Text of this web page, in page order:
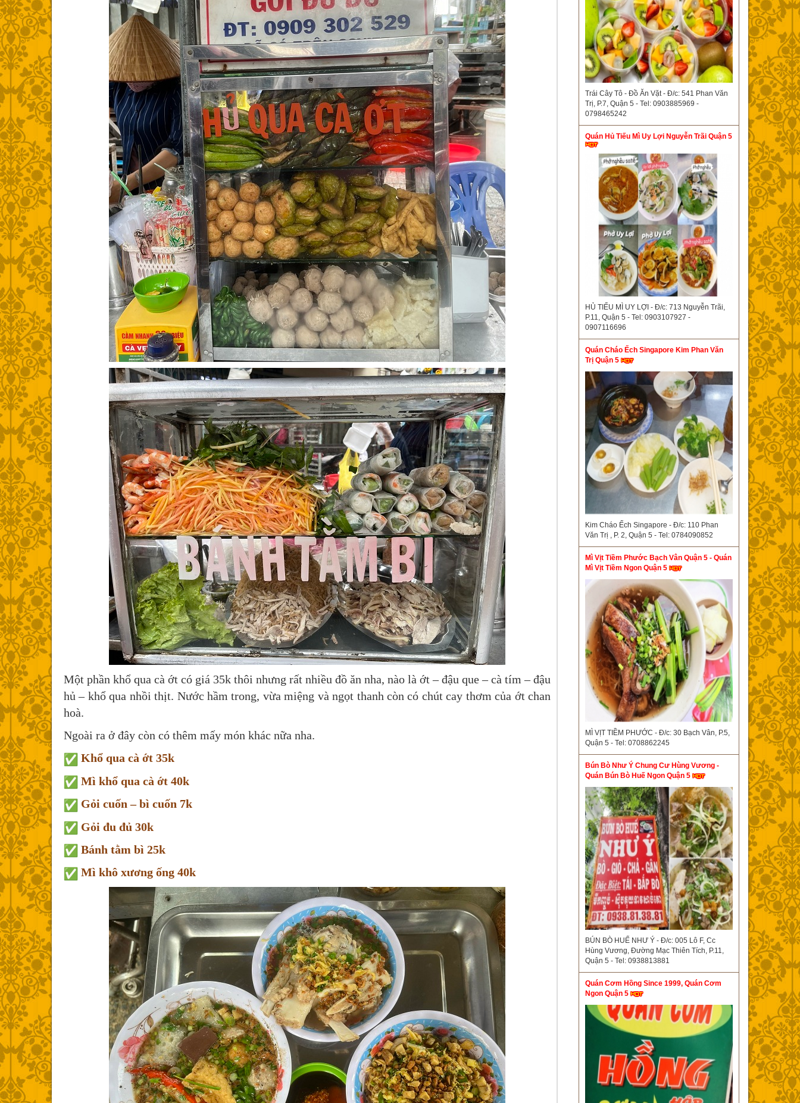
Một phần khổ qua cà ớt có giá 35k thôi nhưng rất nhiều đồ ăn nha, nào là ớt – đậu que – cà tím – đậu
hủ – khổ qua nhồi thịt. Nước hầm trong, vừa miệng và ngọt thanh còn có chút cay thơm của ớt chan
hoà.
Ngoài ra ở đây còn có thêm mấy món khác nữa nha.
Khổ qua cà ớt 35k
Mì khổ qua cà ớt 40k
Gỏi cuốn – bì cuốn 7k
Gỏi đu đủ 30k
Bánh tằm bì 25k
Mì khô xương ống 40k
Trái Cây Tô - Đồ Ăn Vặt - Đ/c: 541 Phan Văn
Trị, P.7, Quận 5 - Tel: 0903885969 -
0798465242
Quán Hủ Tiếu Mì Uy Lợi Nguyễn Trãi Quận 5
HỦ TIẾU MÌ UY LỢI - Đ/c: 713 Nguyễn Trãi,
P.11, Quận 5 - Tel: 0903107927 -
0907116696
Quán Cháo Ếch Singapore Kim Phan Văn
Trị Quận 5
Kim Cháo Ếch Singapore - Đ/c: 110 Phan
Văn Trị , P. 2, Quận 5 - Tel: 0784090852
Mì Vịt Tiềm Phước Bạch Vân Quận 5 - Quán
Mì Vịt Tiềm Ngon Quận 5
MÌ VỊT TIỀM PHƯỚC - Đ/c: 30 Bạch Vân, P.5,
Quận 5 - Tel: 0708862245
Bún Bò Như Ý Chung Cư Hùng Vương -
Quán Bún Bò Huế Ngon Quận 5
BÚN BÒ HUẾ NHƯ Ý - Đ/c: 005 Lô F, Cc
Hùng Vương, Đường Mạc Thiên Tích, P.11,
Quận 5 - Tel: 0938813881
Quán Cơm Hồng Since 1999, Quán Cơm
Ngon Quận 5